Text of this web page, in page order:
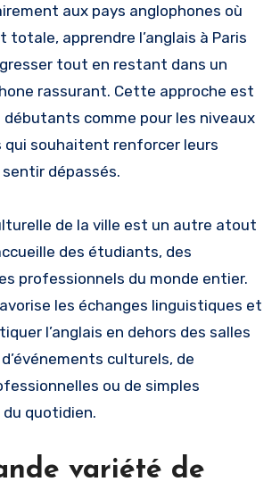
aux pays anglophones où
totale, apprendre l’anglais à Paris
tout en restant dans un
rassurant. Cette approche est
débutants comme pour les niveaux
qui souhaitent renforcer leurs
dépassés.
de la ville est un autre atout
des étudiants, des
professionnels du monde entier.
les échanges linguistiques et
l’anglais en dehors des salles
culturels, de
ou de simples
quotidien.
variété de